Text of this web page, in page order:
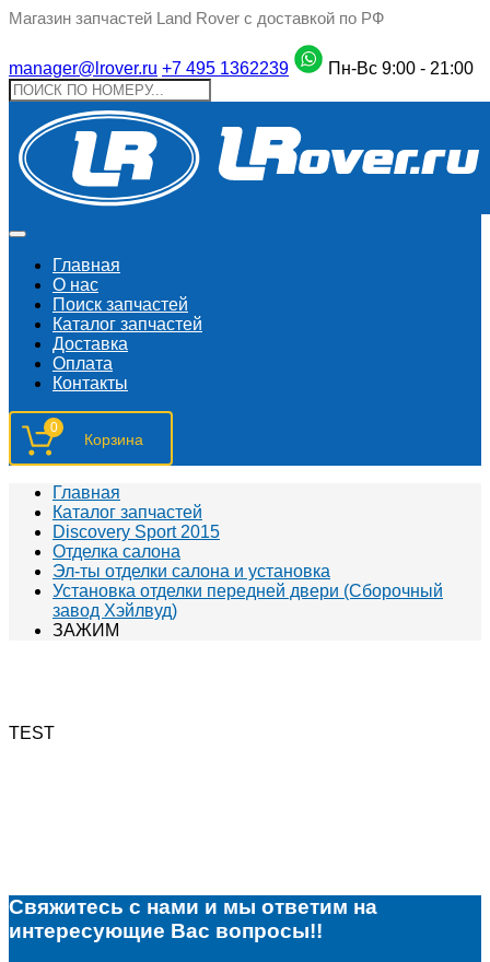
Магазин запчастей Land Rover с доставкой по РФ
manager@lrover.ru +7 495 1362239 Пн-Вс 9:00 - 21:00
Главная
О нас
Поиск запчастeй
Каталог запчастей
Доставка
Оплата
Контакты
0
Главная
Каталог запчастей
Discovery Sport 2015
Отделка салона
Эл-ты отделки салона и установка
Установка отделки передней двери (Сборочный
завод Хэйлвуд)
ЗАЖИМ
TEST
Свяжитесь с нами и мы ответим на
интересующие Вас вопросы!!